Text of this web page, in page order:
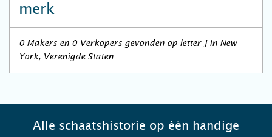
merk
0 Makers en 0 Verkopers gevonden op letter J in New
York, Verenigde Staten
Alle schaatshistorie op één handige